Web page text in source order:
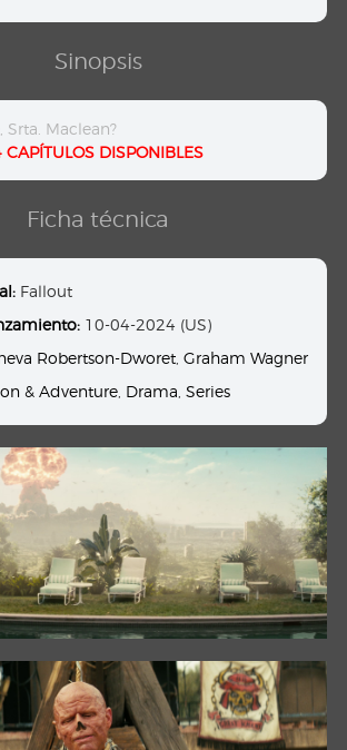
Sinopsis
Srta. Maclean?
CAPÍTULOS DISPONIBLES
Ficha técnica
Fallout
10-04-2024 (US)
Robertson-Dworet,Graham Wagner
& Adventure, Drama,Series